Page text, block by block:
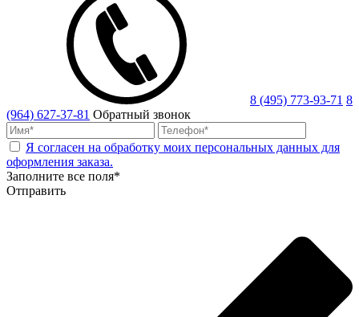
8 (495) 773-93-71 8
(964) 627-37-81 Обратный звонок
Я согласен на обработку моих персональных данных для
оформления заказа.
Заполните все поля*
Отправить